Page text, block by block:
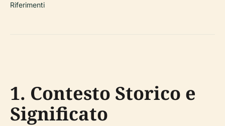
Riferimenti
1. Contesto Storico e
Significato